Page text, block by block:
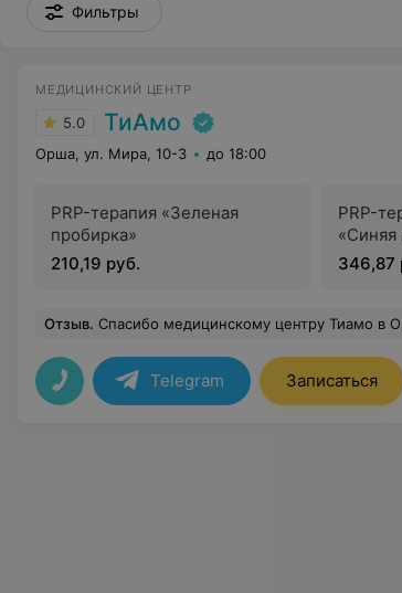
Фильтры
МЕДИЦИНСКИЙ ЦЕНТР
5.0 ТиАмо
Орша, ул. Мира, 10-3 до 18:00
PRP-терапия «Зеленая
пробирка»
210,19 руб.
PRP-
«Синяя
346,87
Отзыв. Спасибо медицинскому центру Тиамо в Орше за профессионизм. Была на приеме у врача косметолога Волкова Василия Александровича на процедуре плазмолифтинг, осталась очень довольна. Не было ни одного синяка, кололи очень
Telegram Записаться